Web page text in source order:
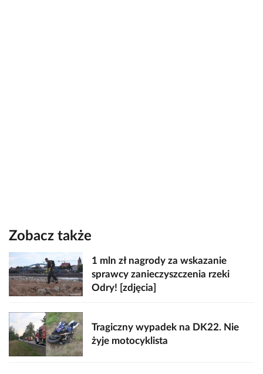
Zobacz także
1 mln zł nagrody za wskazanie
sprawcy zanieczyszczenia rzeki
Odry! [zdjęcia]
Tragiczny wypadek na DK22. Nie
żyje motocyklista